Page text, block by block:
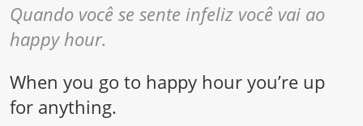
Quando você se sente infeliz você vai ao
happy hour.
When you go to happy hour you’re up
for anything.